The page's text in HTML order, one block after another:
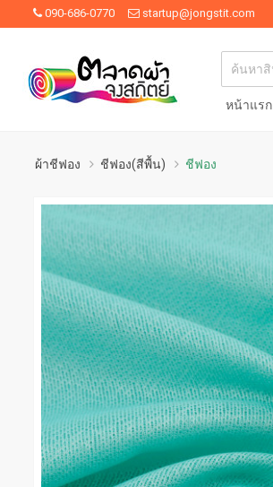
090-686-0770 startup@jongstit.com
หน้าแรก
ผ้าชีฟอง ชีฟอง(สีพื้น) ชีฟอง